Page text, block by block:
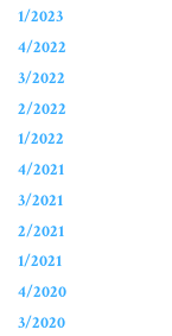
1/2023
4/2022
3/2022
2/2022
1/2022
4/2021
3/2021
2/2021
1/2021
4/2020
3/2020